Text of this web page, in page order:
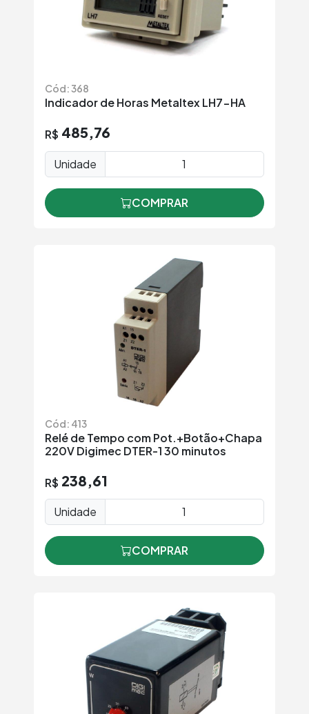
Cód: 368
Indicador de Horas Metaltex LH7-HA
R$ 485,76
Unidade
COMPRAR
Cód: 413
Relé de Tempo com Pot.+Botão+Chapa
220V Digimec DTER-1 30 minutos
R$ 238,61
Unidade
COMPRAR